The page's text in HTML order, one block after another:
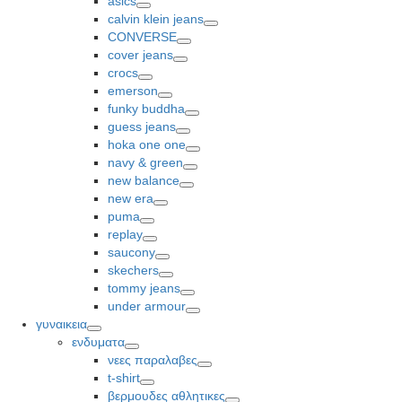
Toggle
calvin klein jeans
CONVERSE
cover jeans
crocs
emerson
Toggle
funky buddha
guess jeans
hoka one one
navy & green
new balance
new era
puma
replay
saucony
skechers
tommy jeans
under armour
γυναικεια
ενδυματα
Toggle
νεες παραλαβες
t-shirt
Toggle
βερμουδες αθλητικες